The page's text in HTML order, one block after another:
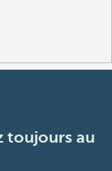
toujours au